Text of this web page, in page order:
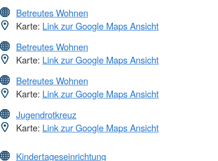
Betreutes Wohnen
Karte: Link zur Google Maps Ansicht
Betreutes Wohnen
Karte: Link zur Google Maps Ansicht
Betreutes Wohnen
Karte: Link zur Google Maps Ansicht
Jugendrotkreuz
Karte: Link zur Google Maps Ansicht
Kindertageseinrichtung